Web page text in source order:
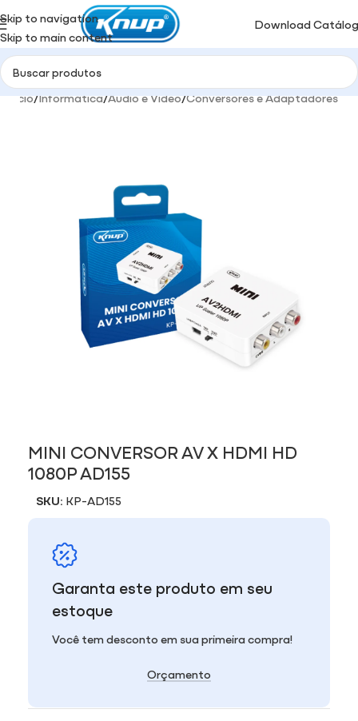
Skip to navigation
Skip to main content
Download
Início/Informática/Audio e Video/Conversores e Adaptadores
MINI CONVERSOR AV X HDMI HD
1080P AD155
SKU: KP-AD155
Garanta este produto em seu
estoque
Você tem desconto em sua primeira compra!
Orçamento